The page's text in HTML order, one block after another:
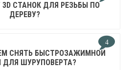
3D СТАНОК ДЛЯ РЕЗЬБЫ ПО
ДЕРЕВУ?
4
СНЯТЬ БЫСТРОЗАЖИМНОЙ
ДЛЯ ШУРУПОВЕРТА?